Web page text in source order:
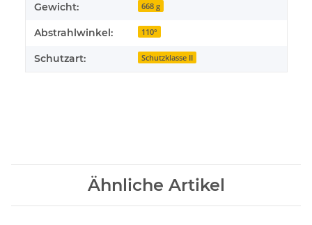
Gewicht: 668 g
Abstrahlwinkel: 110°
Schutzart: Schutzklasse II
Ähnliche Artikel